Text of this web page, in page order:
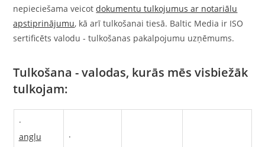
nepieciešama veicotdokumentu tulkojumus ar notariālu
apstiprinājumu, kā arī tulkošanai tiesā. Baltic Media ir ISO
sertificēts valodu - tulkošanas pakalpojumu uzņēmums.
Tulkošana - valodas, kurās mēs visbiežāk
tulkojam:
·
angļu
·